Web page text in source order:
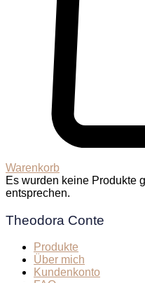
Warenkorb
Es wurden keine Produkte
entsprechen.
Theodora Conte
Produkte
Über mich
Kundenkonto